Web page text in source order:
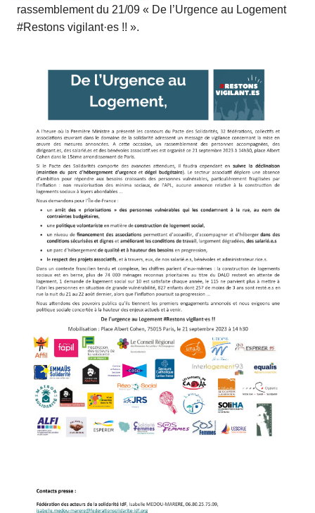
rassemblement du 21/09 « De l’Urgence au Logement
#Restons vigilant·es !! ».